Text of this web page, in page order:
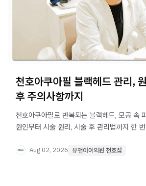
천호아쿠아필 블랙헤드 관리,
후 주의사항까지
천호아쿠아필로 반복되는 블랙헤드, 모공 속
원인부터 시술 원리, 시술 후 관리법까지 한
Aug 02, 2026 유앤아이의원 천호점